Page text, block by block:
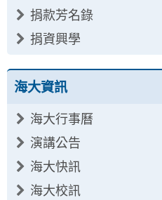
捐款芳名錄
捐資興學
海大資訊
海大行事曆
演講公告
海大快訊
海大校訊